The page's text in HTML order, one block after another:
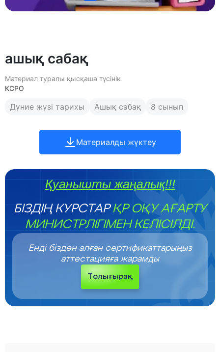
ашық сабақ
Материал туралы қысқаша түсінік
КСРО
Дүние жүзі тарихы Ашық сабақ 8 сынып
Материалды жүктеу
Қуанышты жаңалық!!!
БІЗДІҢ КУРСТАРҚР ОҚУ АҒАРТУ
МИНИСТРЛІГІМЕН КЕЛІСІЛДІ.
Енді бізден алған сертификаттарыңыз
аттестацияға жарамды
Толығырақ